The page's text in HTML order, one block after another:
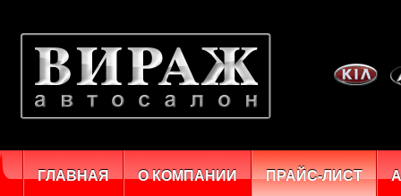
ГЛАВНАЯ О КОМПАНИИ ПРАЙС-ЛИСТ